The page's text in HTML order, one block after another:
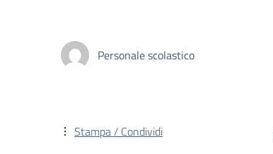
Personale scolastico
Stampa / Condividi